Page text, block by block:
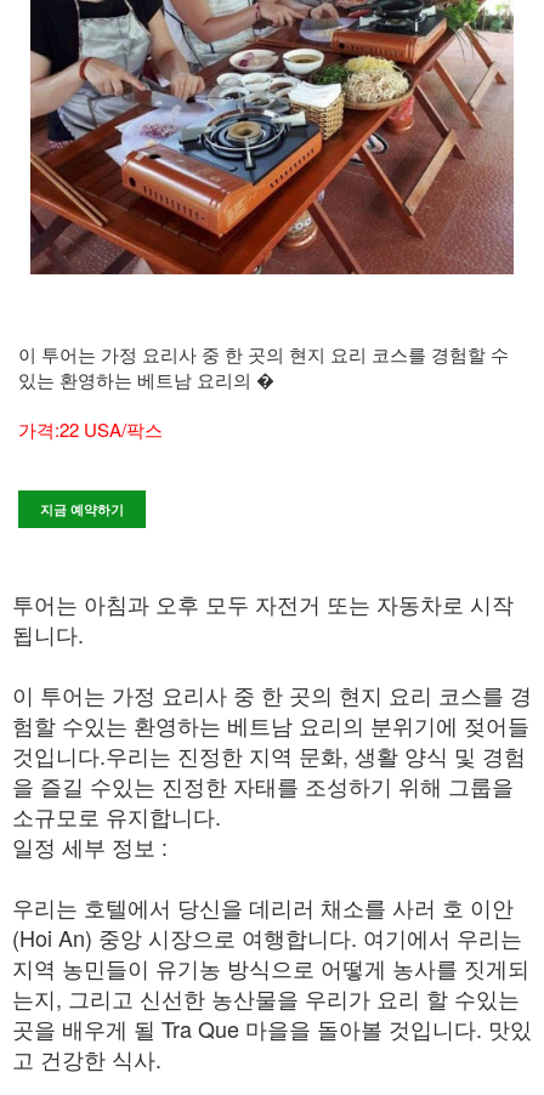
이 투어는 가정 요리사 중 한 곳의 현지 요리 코스를 경험할 수
있는 환영하는 베트남 요리의 �
가격:22 USA/팍스
지금 예약하기
투어는 아침과 오후 모두 자전거 또는 자동차로 시작
됩니다.
이 투어는 가정 요리사 중 한 곳의 현지 요리 코스를 경
험할 수있는 환영하는 베트남 요리의 분위기에 젖어들
것입니다.우리는 진정한 지역 문화, 생활 양식 및 경험
을 즐길 수있는 진정한 자태를 조성하기 위해 그룹을
소규모로 유지합니다.
일정 세부 정보 :
우리는 호텔에서 당신을 데리러 채소를 사러 호 이안
(Hoi An) 중앙 시장으로 여행합니다. 여기에서 우리는
지역 농민들이 유기농 방식으로 어떻게 농사를 짓게되
는지, 그리고 신선한 농산물을 우리가 요리 할 수있는
곳을 배우게 될 Tra Que 마을을 돌아볼 것입니다. 맛있
고 건강한 식사.